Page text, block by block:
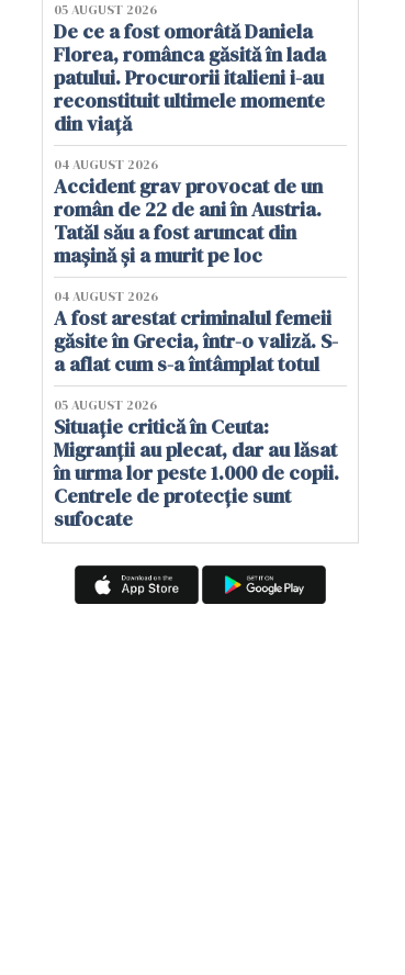
05 AUGUST 2026
De ce a fost omorâtă Daniela
Florea, românca găsită în lada
patului. Procurorii italieni i-au
reconstituit ultimele momente
din viață
04 AUGUST 2026
Accident grav provocat de un
român de 22 de ani în Austria.
Tatăl său a fost aruncat din
mașină și a murit pe loc
04 AUGUST 2026
A fost arestat criminalul femeii
găsite în Grecia, într-o valiză. S-
a aflat cum s-a întâmplat totul
05 AUGUST 2026
Situație critică în Ceuta:
Migranții au plecat, dar au lăsat
în urma lor peste 1.000 de copii.
Centrele de protecție sunt
sufocate